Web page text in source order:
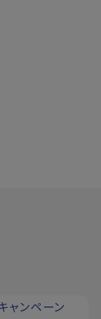
ャンペーン